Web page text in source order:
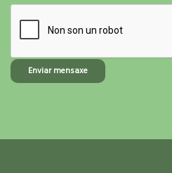
Enviar mensaxe